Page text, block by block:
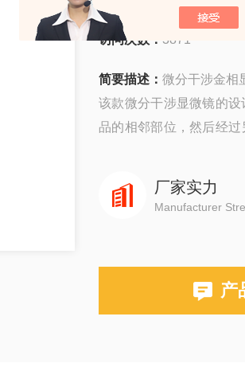
访问次数： 3871
简要描述： 微分干涉金相
该款微分干涉显微镜的
品的相邻部位，然后经
厂家实力
Manufacturer
产